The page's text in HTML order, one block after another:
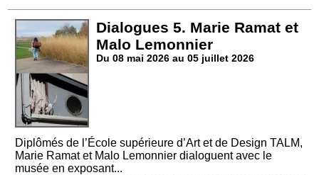
Dialogues 5. Marie Ramat et
Malo Lemonnier
Du 08 mai 2026 au 05 juillet 2026
Diplômés de l’École supérieure d’Art et de Design TALM,
Marie Ramat et Malo Lemonnier dialoguent avec le
musée en exposant...